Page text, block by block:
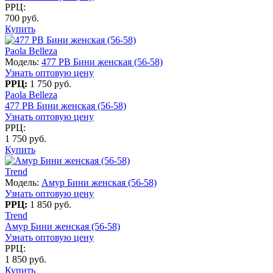
РРЦ:
700 руб.
Купить
Paola Belleza
Модель: 477 PB Бини женская (56-58)
Узнать оптовую цену
РРЦ: 1 750 руб.
Paola Belleza
477 PB Бини женская (56-58)
Узнать оптовую цену
РРЦ:
1 750 руб.
Купить
Trend
Модель: Амур Бини женская (56-58)
Узнать оптовую цену
РРЦ: 1 850 руб.
Trend
Амур Бини женская (56-58)
Узнать оптовую цену
РРЦ:
1 850 руб.
Купить